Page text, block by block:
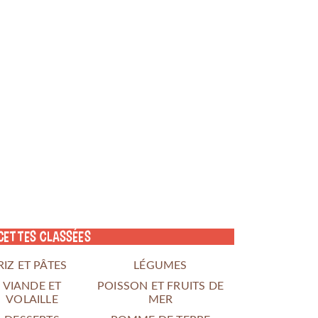
classées
ET PÂTES
LÉGUMES
VIANDE ET
VOLAILLE
POISSON ET FRUITS DE
MER